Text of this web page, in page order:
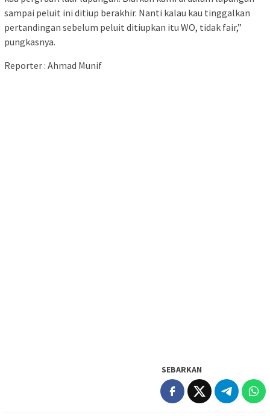
sampai peluit ini ditiup berakhir. Nanti kalau kau tinggalkan
pertandingan sebelum peluit ditiupkan itu WO, tidak fair,”
pungkasnya.
Reporter : Ahmad Munif
SEBARKAN